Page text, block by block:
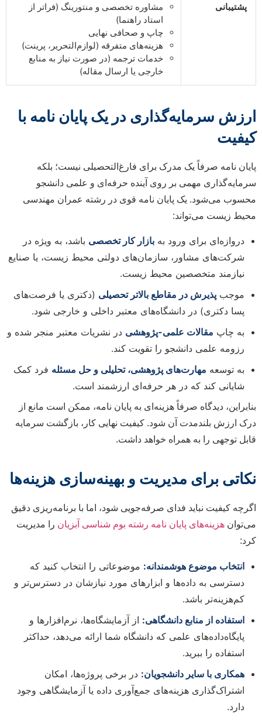
پشتیبانی
مشاوره تخصصی و منتورینگ (فراتر از
استاد راهنما)
چاپ و صحافی نهایی
هزینه‌های متفرقه (لوازم‌التحریر، پرینت)
خدمات ترجمه (در صورت نیاز به منابع
خارجی یا ارسال مقاله)
ارزش سرمایه‌گذاری در یک پایان نامه با
کیفیت
پایان نامه صرفاً یک مدرک برای فارغ‌التحصیلی نیست؛ بلکه
سرمایه‌گذاری مهمی بر روی آینده حرفه‌ای و علمی دانشجو
محسوب می‌شود. یک پایان نامه قوی در رشته عمران مهندسی
محیط زیست می‌تواند:
دروازه‌ای برای ورود به بازار کار تخصصی باشد، به ویژه در
شرکت‌های مشاور، سازمان‌های دولتی محیط زیست، یا صنایع
نیازمند متخصصین محیط زیست.
موجب پذیرش در مقاطع بالاتر تحصیلی (دکتری یا فرصت‌های
پسا دکتری) در دانشگاه‌های معتبر داخلی و خارجی شود.
به چاپ مقالات علمی-پژوهشی در نشریات معتبر منجر شده و
رزومه علمی دانشجو را تقویت کند.
به توسعه مهارت‌های پژوهشی، تحلیلی و حل مسئله فرد کمک
شایانی کند که در هر حرفه‌ای ارزشمند است.
بنابراین، دیدگاه صرفاً هزینه‌ای به پایان نامه، ممکن است مانع از
درک ارزش بلندمدت آن شود. کیفیت نهایی کار، بازگشت سرمایه
قابل توجهی را به همراه خواهد داشت.
نکاتی برای مدیریت و بهینه‌سازی هزینه‌ها
اگرچه کیفیت نباید فدای صرفه‌جویی شود، اما با برنامه‌ریزی دقیق
می‌توان هزینه‌های پایان نامه رشته بوم شناسی آبزیان را مدیریت
کرد:
انتخاب موضوع هوشمندانه: موضوعاتی را انتخاب کنید که
دسترسی به داده‌ها و ابزارهای مورد نیازشان در دسترس‌تر و
کم‌هزینه‌تر باشد.
استفاده از منابع دانشگاهی: از آزمایشگاه‌ها، نرم‌افزارها و
پایگاه‌داده‌های علمی که دانشگاه شما ارائه می‌دهد، حداکثر
استفاده را ببرید.
همکاری با سایر دانشجویان: در برخی پروژه‌ها، امکان
اشتراک‌گذاری هزینه‌های جمع‌آوری داده یا آزمایشگاهی وجود
دارد.